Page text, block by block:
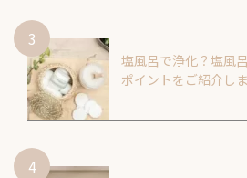
塩風呂で浄化？塩風
ポイントをご紹介し